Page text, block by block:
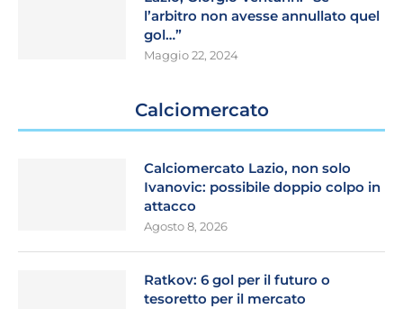
l’arbitro non avesse annullato quel
gol…”
Maggio 22, 2024
Calciomercato
Calciomercato Lazio, non solo
Ivanovic: possibile doppio colpo in
attacco
Agosto 8, 2026
Ratkov: 6 gol per il futuro o
tesoretto per il mercato